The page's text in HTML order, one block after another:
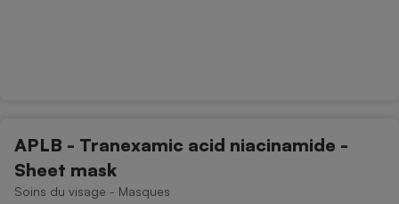
APLB - Tranexamic acid niacinamide -
Sheet mask
Soins du visage - Masques